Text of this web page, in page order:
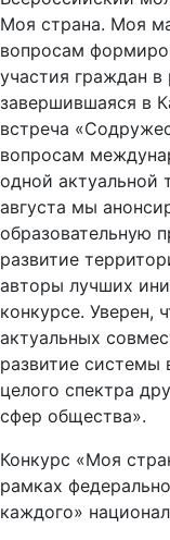
Моя страна. Моя
вопросам
участия граждан в
завершившаяся в
встреча
вопросам
одной актуальной
августа мы
образовательную
развитие
авторы лучших
конкурсе. Уверен,
актуальных
развитие системы
целого спектра
сфер общества».
Конкурс «Моя
рамках
каждого»